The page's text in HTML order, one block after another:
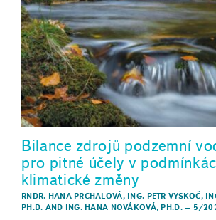
Bilance zdrojů podzemní
pro pitné účely v
klimatické změny
RNDR. HANA PRCHALOVÁ, ING. PETR VYSKOČ,
PH.D. AND ING. HANA NOVÁKOVÁ, PH.D.– 5/